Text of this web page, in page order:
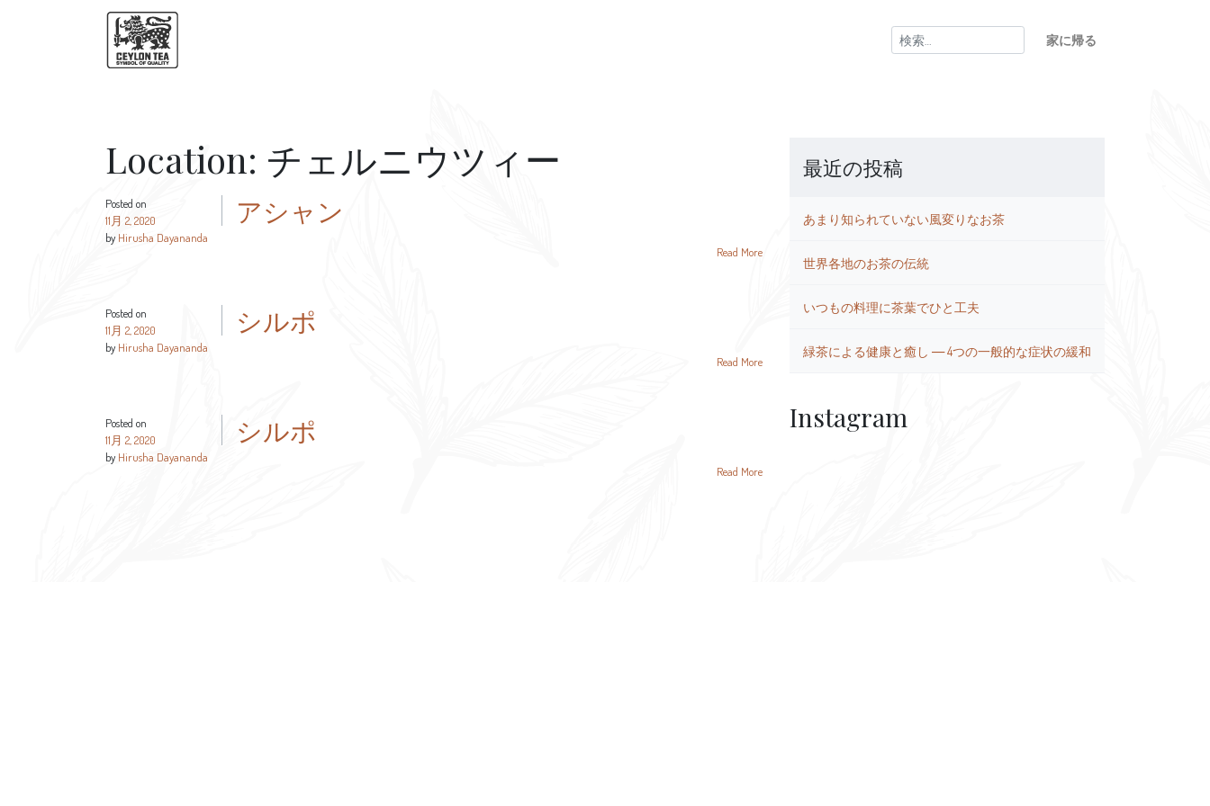
検
索:
家に帰る
Location: チェルニウツィー
Posted on
11月 2, 2020
byHirusha Dayananda
アシャン
Read More
Posted on
11月 2, 2020
by Hirusha Dayananda
シルポ
Read More
Posted on
11月 2, 2020
by Hirusha Dayananda
シルポ
Read More
最近の投稿
あまり知られていない風変りなお茶
世界各地のお茶の伝統
いつもの料理に茶葉でひと工夫
緑茶による健康と癒し ― 4つの一般的な症状の緩和
Instagram